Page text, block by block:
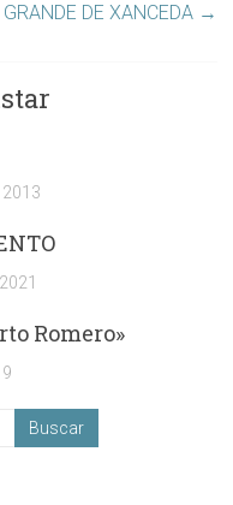
DE XANCEDA →
Romero»